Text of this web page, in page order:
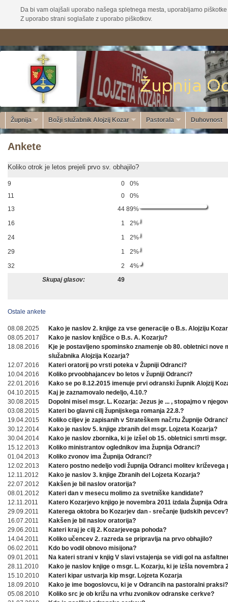
Da bi vam olajšali uporabo našega spletnega mesta, uporabljamo
Z uporabo strani soglašate z uporabo piškotkov.
Župnija Božji služabnik Alojzij Kozar Pastorala Duhovnost
Ankete
Koliko otrok je letos prejeli prvo sv. obhajilo?
9 0
0%
11
0
0%
13
44 89%
16
1
2%
24
1
2%
29
1
2%
32
2
4%
Skupaj glasov:
49
Ostale ankete
08.08.2025
Kako je naslov 2. knjige za vse generacije o B.s. Alojziju
08.05.2017
Kako je naslov knjižice o B.s. A. Kozarju?
18.08.2016
Kje je postavljeno spominsko znamenje ob 80. obletnici nove
služabnika Alojzija Kozarja?
12.07.2016
Kateri oratorij po vrsti poteka v Župniji Odranci?
10.04.2016
Koliko prvoobhajancev bo letos v župniji Odranci?
22.01.2016
Kako se po 8.12.2015 imenuje prvi odranski župnik Alojzij
04.10.2015
Kaj je zaznamovalo nedeljo, 4.10.?
30.08.2015
Dopolni misel msgr. L. Kozarja: Jezus je ... , stopajmo v
03.08.2015
Kateri bo glavni cilj župnijskega romanja 22.8.?
19.04.2015
Koliko ciljev je zapisanih v Strateškem načrtu Župnije
30.12.2014
Kako je naslov 5. knjige zbranih del msgr. Lojzeta Kozarja?
30.04.2014
Kako je naslov zbornika, ki je izšel ob 15. obletnici smrti msgr.
15.12.2013
Koliko ministrantov oglednikov ima župnija Odranci?
01.04.2013
Koliko zvonov ima Župnija Odranci?
12.02.2013
Katero postno nedeljo vodi župnija Odranci molitev križevega
12.11.2012
Kako je naslov 3. knjige Zbranih del Lojzeta Kozarja?
22.07.2012
Kakšen je bil naslov oratorija?
08.01.2012
Kateri dan v mesecu molimo za svetniške kandidate?
12.11.2011
Katero Kozarjevo knjigo je novembra 2011 izdala Župnija
29.09.2011
Katerega oktobra bo Kozarjev dan - srečanje ljudskih pevcev?
16.07.2011
Kakšen je bil naslov oratorija?
29.06.2011
Kateri kraj je cilj 2. Kozarjevega pohoda?
14.04.2011
Koliko učencev 2. razreda se pripravlja na prvo obhajilo?
06.02.2011
Kdo bo vodil obnovo misijona?
09.01.2011
Na kateri strani v knjig V slavi vstajenja se vidi gol na
28.11.2010
Kako je naslov knjige o msgr. L. Kozarju, ki je izšla novembra
15.10.2010
Kateri kipar ustvarja kip msgr. Lojzeta Kozarja
18.09.2010
Kako je ime bogoslovcu, ki je v Odrancih na pastoralni praksi?
05.08.2010
Koliko src je ob križu na vrhu zvonikov odranske cerkve?